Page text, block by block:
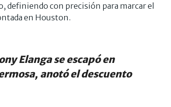
definiendo con precisión para marcar el
en Houston.
Elanga se escapó en
anotó el descuento